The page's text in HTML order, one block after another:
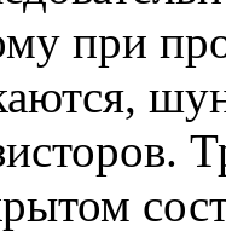
при